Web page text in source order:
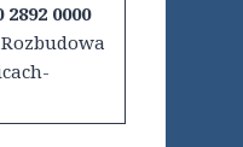
2892 0000